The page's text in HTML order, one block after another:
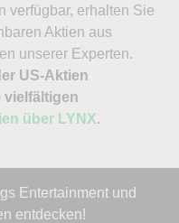
verfügbar, erhalten Sie
Aktien aus
unserer Experten.
US-Aktien
vielfältigen
über LYNX.
Entertainment und
entdecken!